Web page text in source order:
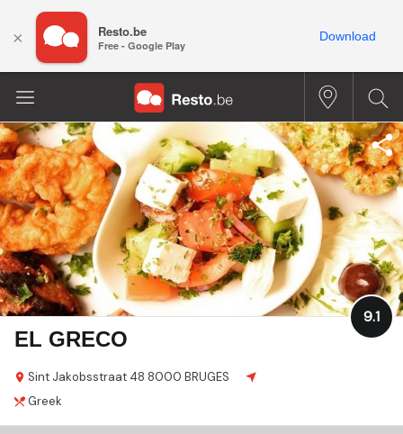
EL GRECO
Sint Jakobsstraat 48 8000 BRUGES
9.1
Greek
× Resto.be
Free - Google Play
Download